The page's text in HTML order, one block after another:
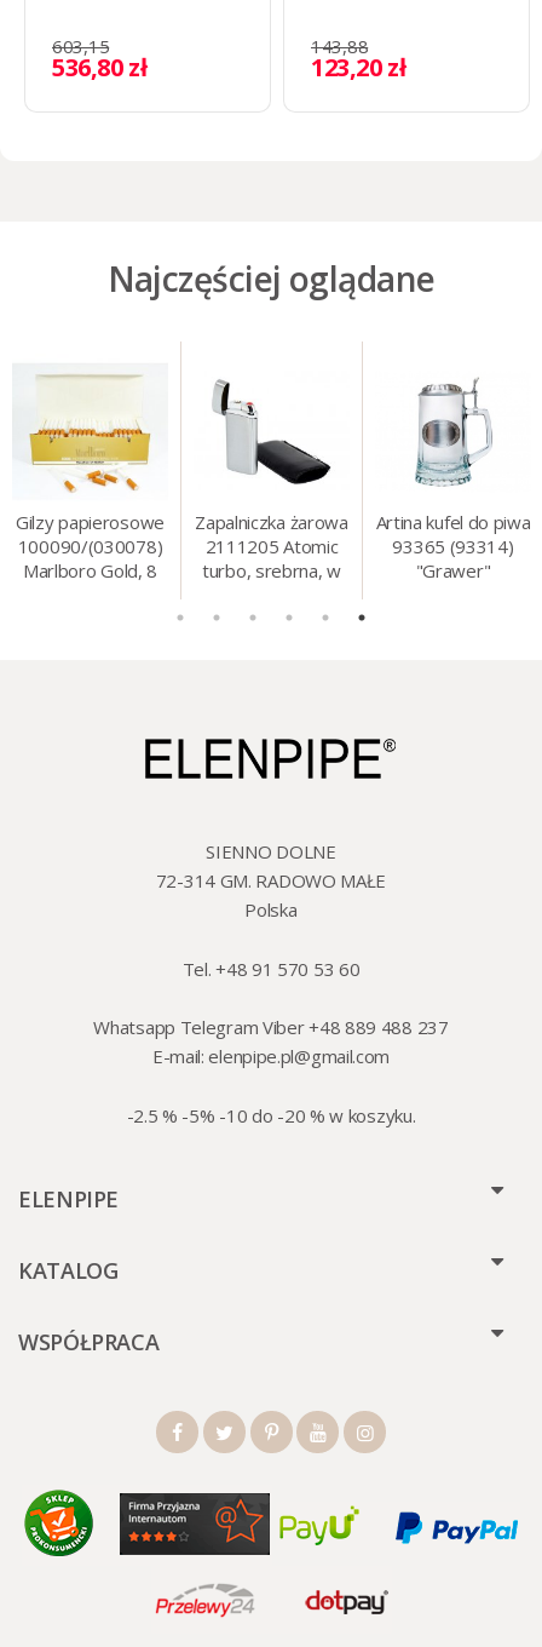
603,15
536,80 zł
143,88
123,20 zł
Najczęściej oglądane
Gilzy papierosowe
100090/(030078)
Marlboro Gold, 8
Zapalniczka żarowa
2111205 Atomic
turbo, srebrna, w
Artina kufel do piwa
93365 (93314)
"Grawer"
SIENNO DOLNE
72-314 GM. RADOWO MAŁE
Polska
Tel. +48 91 570 53 60
Whatsapp Telegram Viber +48 889 488 237
E-mail:elenpipe.pl@gmail.com
-2.5 % -5% -10 do -20 % w koszyku.
ELENPIPE
KATALOG
WSPÓŁPRACA